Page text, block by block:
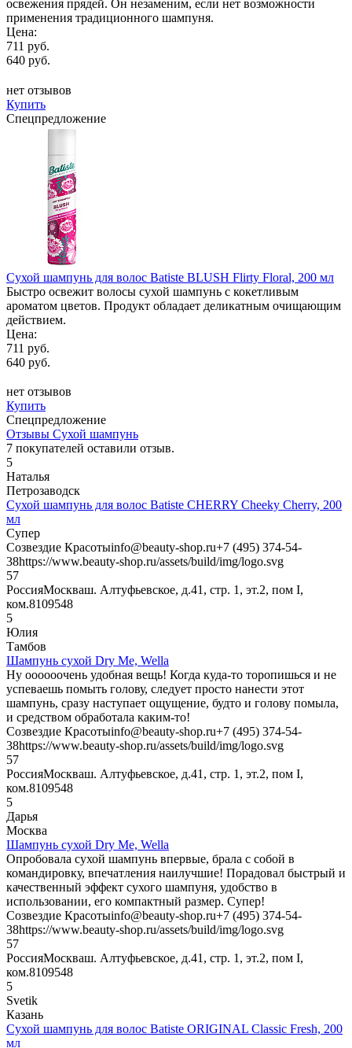
освежения прядей. Он незаменим, если нет возможности
применения традиционного шампуня.
Цена:
711 руб.
640 руб.
нет отзывов
Купить
Спецпредложение
Сухой шампунь для волос Batiste BLUSH Flirty Floral, 200 мл
Быстро освежит волосы сухой шампунь с кокетливым
ароматом цветов. Продукт обладает деликатным очищающим
действием.
Цена:
711 руб.
640 руб.
нет отзывов
Купить
Спецпредложение
Отзывы Сухой шампунь
7 покупателей оставили отзыв.
5
Наталья
Петрозаводск
Сухой шампунь для волос Batiste CHERRY Cheeky Cherry, 200
мл
Супер
Созвездие Красотыinfo@beauty-shop.ru+7 (495) 374-54-
38https://www.beauty-shop.ru/assets/build/img/logo.svg
57
РоссияМоскваш. Алтуфьевское, д.41, стр. 1, эт.2, пом I,
ком.8109548
5
Юлия
Тамбов
Шампунь сухой Dry Me, Wella
Ну оооооочень удобная вещь! Когда куда-то торопишься и не
успеваешь помыть голову, следует просто нанести этот
шампунь, сразу наступает ощущение, будто и голову помыла,
и средством обработала каким-то!
Созвездие Красотыinfo@beauty-shop.ru+7 (495) 374-54-
38https://www.beauty-shop.ru/assets/build/img/logo.svg
57
РоссияМоскваш. Алтуфьевское, д.41, стр. 1, эт.2, пом I,
ком.8109548
5
Дарья
Москва
Шампунь сухой Dry Me, Wella
Опробовала сухой шампунь впервые, брала с собой в
командировку, впечатления наилучшие! Порадовал быстрый и
качественный эффект сухого шампуня, удобство в
использовании, его компактный размер. Супер!
Созвездие Красотыinfo@beauty-shop.ru+7 (495) 374-54-
38https://www.beauty-shop.ru/assets/build/img/logo.svg
57
РоссияМоскваш. Алтуфьевское, д.41, стр. 1, эт.2, пом I,
ком.8109548
5
Svetik
Казань
Сухой шампунь для волос Batiste ORIGINAL Classic Fresh, 200
мл